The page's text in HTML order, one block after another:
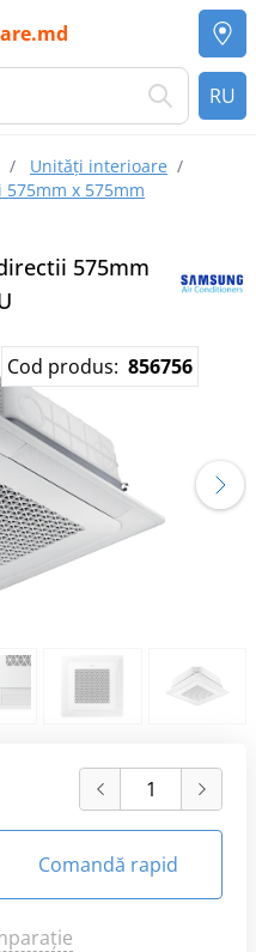
RU
/ Unități interioare /
x 575mm
575mm
Cod produs: 856756
Comandă rapid